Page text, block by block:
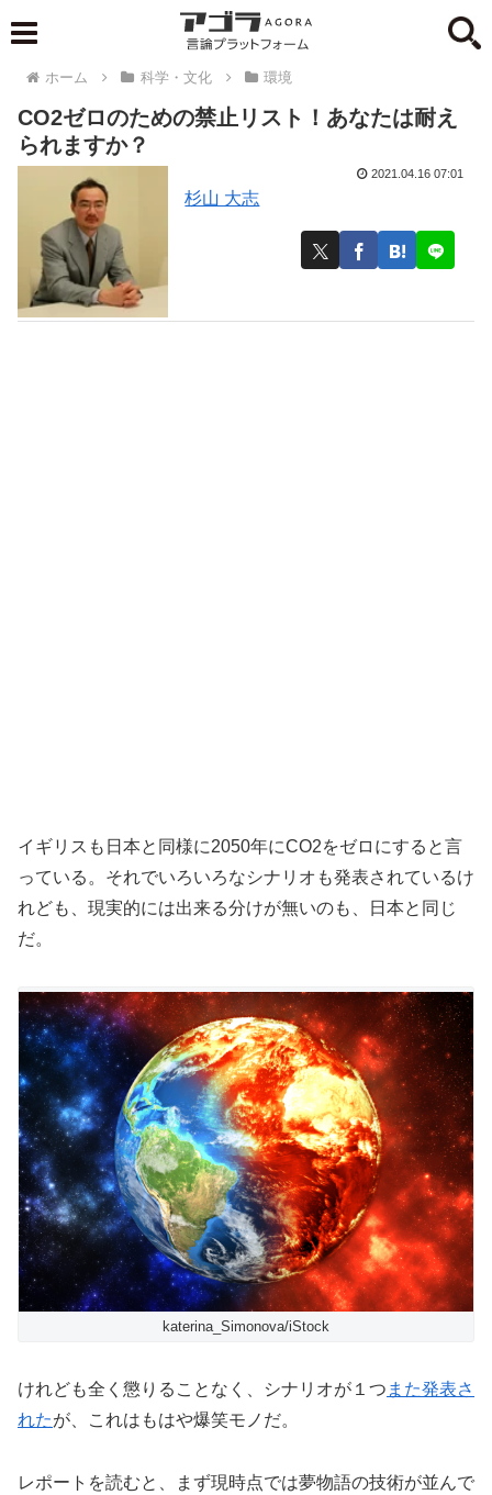
ホーム 科学・文化 環境
CO2ゼロのための禁止リスト！あなたは耐え
られますか？
杉山 大志
2021.04.16 07:01
イギリスも日本と同様に2050年にCO2をゼロにすると言
っている。それでいろいろなシナリオも発表されているけ
れども、現実的には出来る分けが無いのも、日本と同じ
だ。
katerina_Simonova/iStock
けれども全く懲りることなく、シナリオが１つ また発表さ
れたが、これはもはや爆笑モノだ。
レポートを読むと、まず現時点では夢物語の技術が並んで